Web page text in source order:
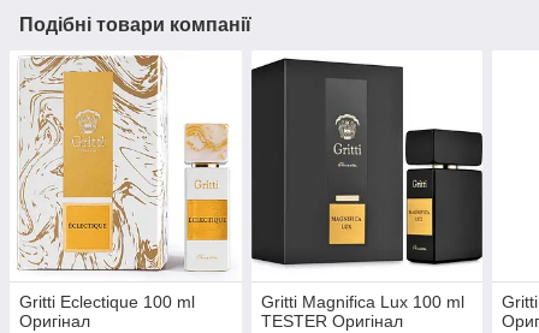
Подібні товари компанії
Gritti Eclectique 100 ml
Оригінал
Gritti Magnifica Lux 100 ml
TESTER Оригінал